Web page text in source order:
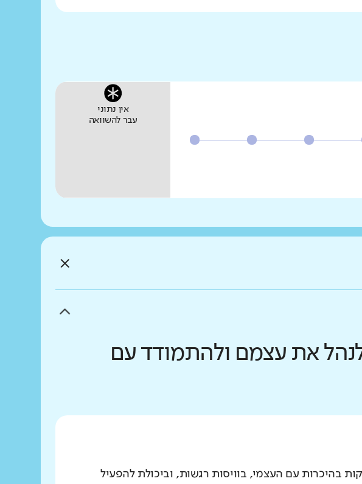
אין נתוני
עבר להשוואה
את עצמם ולהתמודד עם
בהיכרות עם העצמי, בוויסות רגשות, וביכולת להפעיל